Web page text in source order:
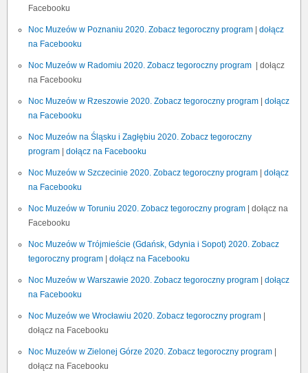
Facebooku
Noc Muzeów w Poznaniu 2020. Zobacz tegoroczny program
dołącz
na Facebooku
Noc Muzeów w Radomiu 2020. Zobacz tegoroczny program | dołącz
na Facebooku
Noc Muzeów w Rzeszowie 2020. Zobacz tegoroczny program
dołącz
na Facebooku
Noc Muzeów na Śląsku i Zagłębiu 2020. Zobacz tegoroczny
program
dołącz na Facebooku
Noc Muzeów w Szczecinie 2020. Zobacz tegoroczny program
dołącz
na Facebooku
Noc Muzeów w Toruniu 2020. Zobacz tegoroczny program | dołącz na
Facebooku
Noc Muzeów w Trójmieście (Gdańsk, Gdynia i Sopot) 2020. Zobacz
tegoroczny program
dołącz na Facebooku
Noc Muzeów w Warszawie 2020. Zobacz tegoroczny program
dołącz
na Facebooku
Noc Muzeów we Wrocławiu 2020. Zobacz tegoroczny program
dołącz na Facebooku
Noc Muzeów w Zielonej Górze 2020. Zobacz tegoroczny program
dołącz na Facebooku